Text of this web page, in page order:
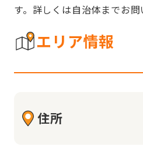
す。詳しくは自治体までお問
エリア情報
住所